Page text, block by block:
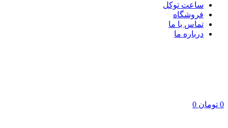
ساعت توکل
فروشگاه
تماس با ما
درباره ما
0 تومان 0